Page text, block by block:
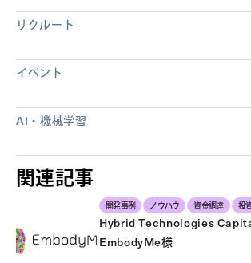
リクルート
イベント
AI・機械学習
関連記事
開発事例 ノウハウ 資金調達 投
Hybrid Technologies
EmbodyMe様